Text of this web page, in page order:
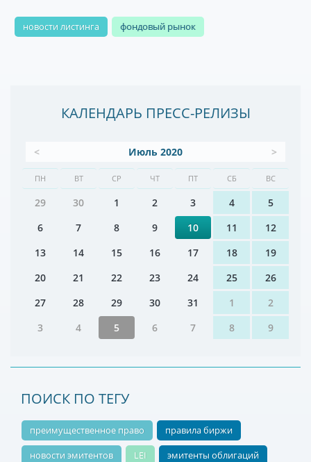
новости листинга фондовый рынок
КАЛЕНДАРЬ ПРЕСС-РЕЛИЗЫ
< Июль 2020 >
ПН ВТ СР ЧТ ПТ СБ ВС
29 30 1 2 3 4
5
6
7 8 9 10 11
12
13
14 15 16 17 18
19
20
21 22 23 24 25
26
27
28 29 30 31 1
2
3
4 5 6 7 8 9
ПОИСК ПО ТЕГУ
преимущественное право
правила биржи
новости эмитентов
LEI
эмитенты облигаций